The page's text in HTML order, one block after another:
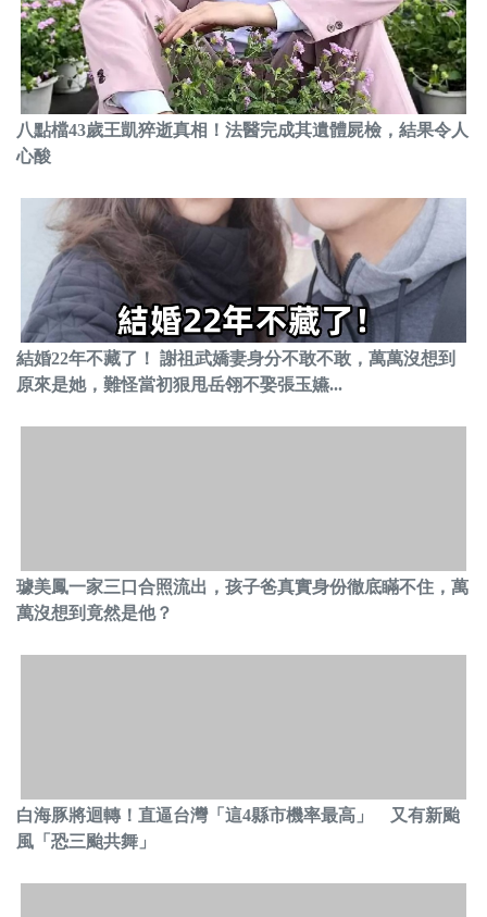
八點檔43歲王凱猝逝真相！法醫完成其遺體屍檢，結果令人
心酸
結婚22年不藏了！ 謝祖武嬌妻身分不敢不敢，萬萬沒想到
原來是她，難怪當初狠甩岳翎不娶張玉嬿...
璩美鳳一家三口合照流出，孩子爸真實身份徹底瞞不住，萬
萬沒想到竟然是他？
白海豚將迴轉！直逼台灣「這4縣市機率最高」 又有新颱
風「恐三颱共舞」